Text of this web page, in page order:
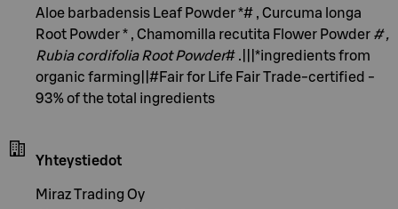
Aloe barbadensis Leaf Powder *# , Curcuma longa
Root Powder * , Chamomilla recutita Flower Powder # ,
Rubia cordifolia Root Powder# .|||*ingredients from
organic farming||#Fair for Life Fair Trade-certified -
93% of the total ingredients
Yhteystiedot
Miraz Trading Oy